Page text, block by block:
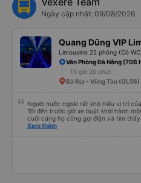
Ngày cập nhật: 09/08/2026
Quang Dũng VIP
Limousine 22 phòng (Có
Văn Phòng Đà Nẵng (70B
15 giờ 20 phút
Bà Rịa - Vũng Tàu (QL56)
Người nước ngoài rất khó hiểu vị trí
Tôi đến trước giờ xe buýt khởi hành
cuối cùng họ cũng gọi điện và tìm
sao thì tôi ngủ ngon hơn ở khách sạn
Xem thêm